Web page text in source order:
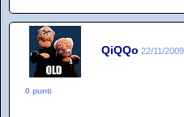
QiQQo 22/11/
0 punti